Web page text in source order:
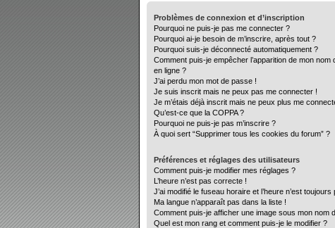
Problèmes de connexion et d’inscription
Pourquoi ne puis-je pas me connecter ?
Pourquoi ai-je besoin de m’inscrire, après tout ?
Pourquoi suis-je déconnecté automatiquement ?
Comment puis-je empêcher l’apparition de mon nom
en ligne ?
J’ai perdu mon mot de passe !
Je suis inscrit mais ne peux pas me connecter !
Je m’étais déjà inscrit mais ne peux plus me
Qu’est-ce que la COPPA ?
Pourquoi ne puis-je pas m’inscrire ?
À quoi sert “Supprimer tous les cookies du forum” ?
Préférences et réglages des utilisateurs
Comment puis-je modifier mes réglages ?
L’heure n’est pas correcte !
J’ai modifié le fuseau horaire et l’heure n’est
Ma langue n’apparaît pas dans la liste !
Comment puis-je afficher une image sous mon nom
Quel est mon rang et comment puis-je le modifier ?